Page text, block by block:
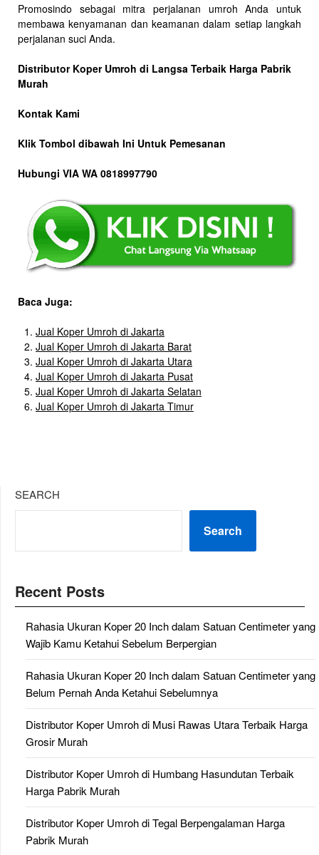
Promosindo sebagai mitra perjalanan umroh Anda untuk
membawa kenyamanan dan keamanan dalam setiap langkah
perjalanan suci Anda.
Distributor Koper Umroh di Langsa Terbaik Harga Pabrik
Murah
Kontak Kami
Klik Tombol dibawah Ini Untuk Pemesanan
Hubungi VIA WA 0818997790
Baca Juga:
Jual Koper Umroh di Jakarta
Jual Koper Umroh di Jakarta Barat
Jual Koper Umroh di Jakarta Utara
Jual Koper Umroh di Jakarta Pusat
Jual Koper Umroh di Jakarta Selatan
Jual Koper Umroh di Jakarta Timur
SEARCH
Search
Recent Posts
Rahasia Ukuran Koper 20 Inch dalam Satuan Centimeter yang
Wajib Kamu Ketahui Sebelum Berpergian
Rahasia Ukuran Koper 20 Inch dalam Satuan Centimeter yang
Belum Pernah Anda Ketahui Sebelumnya
Distributor Koper Umroh di Musi Rawas Utara Terbaik Harga
Grosir Murah
Distributor Koper Umroh di Humbang Hasundutan Terbaik
Harga Pabrik Murah
Distributor Koper Umroh di Tegal Berpengalaman Harga
Pabrik Murah